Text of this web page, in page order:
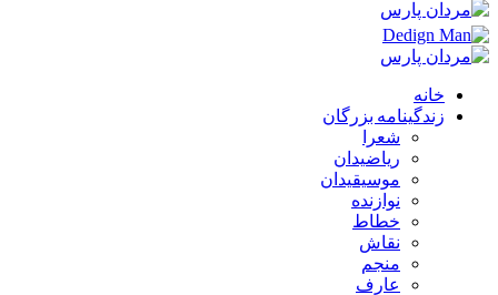
خانه
زندگینامه بزرگان
شعرا
ریاضیدان
موسیقیدان
نوازنده
خطاط
نقاش
منجم
عارف